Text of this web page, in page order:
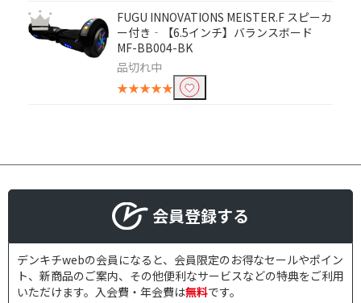
ふくらはぎFUGU INNOVATIONS MEISTER.F スピーカ
ー付き‐【6.5インチ】バランスボード
MF-BB004-BK
品切れ中
★★★★★
会員登録する
デンキチwebの会員になると、会員限定のお得なセールやポイン
ト、新商品のご案内、その他便利なサービスなどの特典をご利用
いただけます。入会費・年会費は無料です。